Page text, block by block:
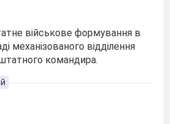
військове формування в
механізованого відділення
командира.